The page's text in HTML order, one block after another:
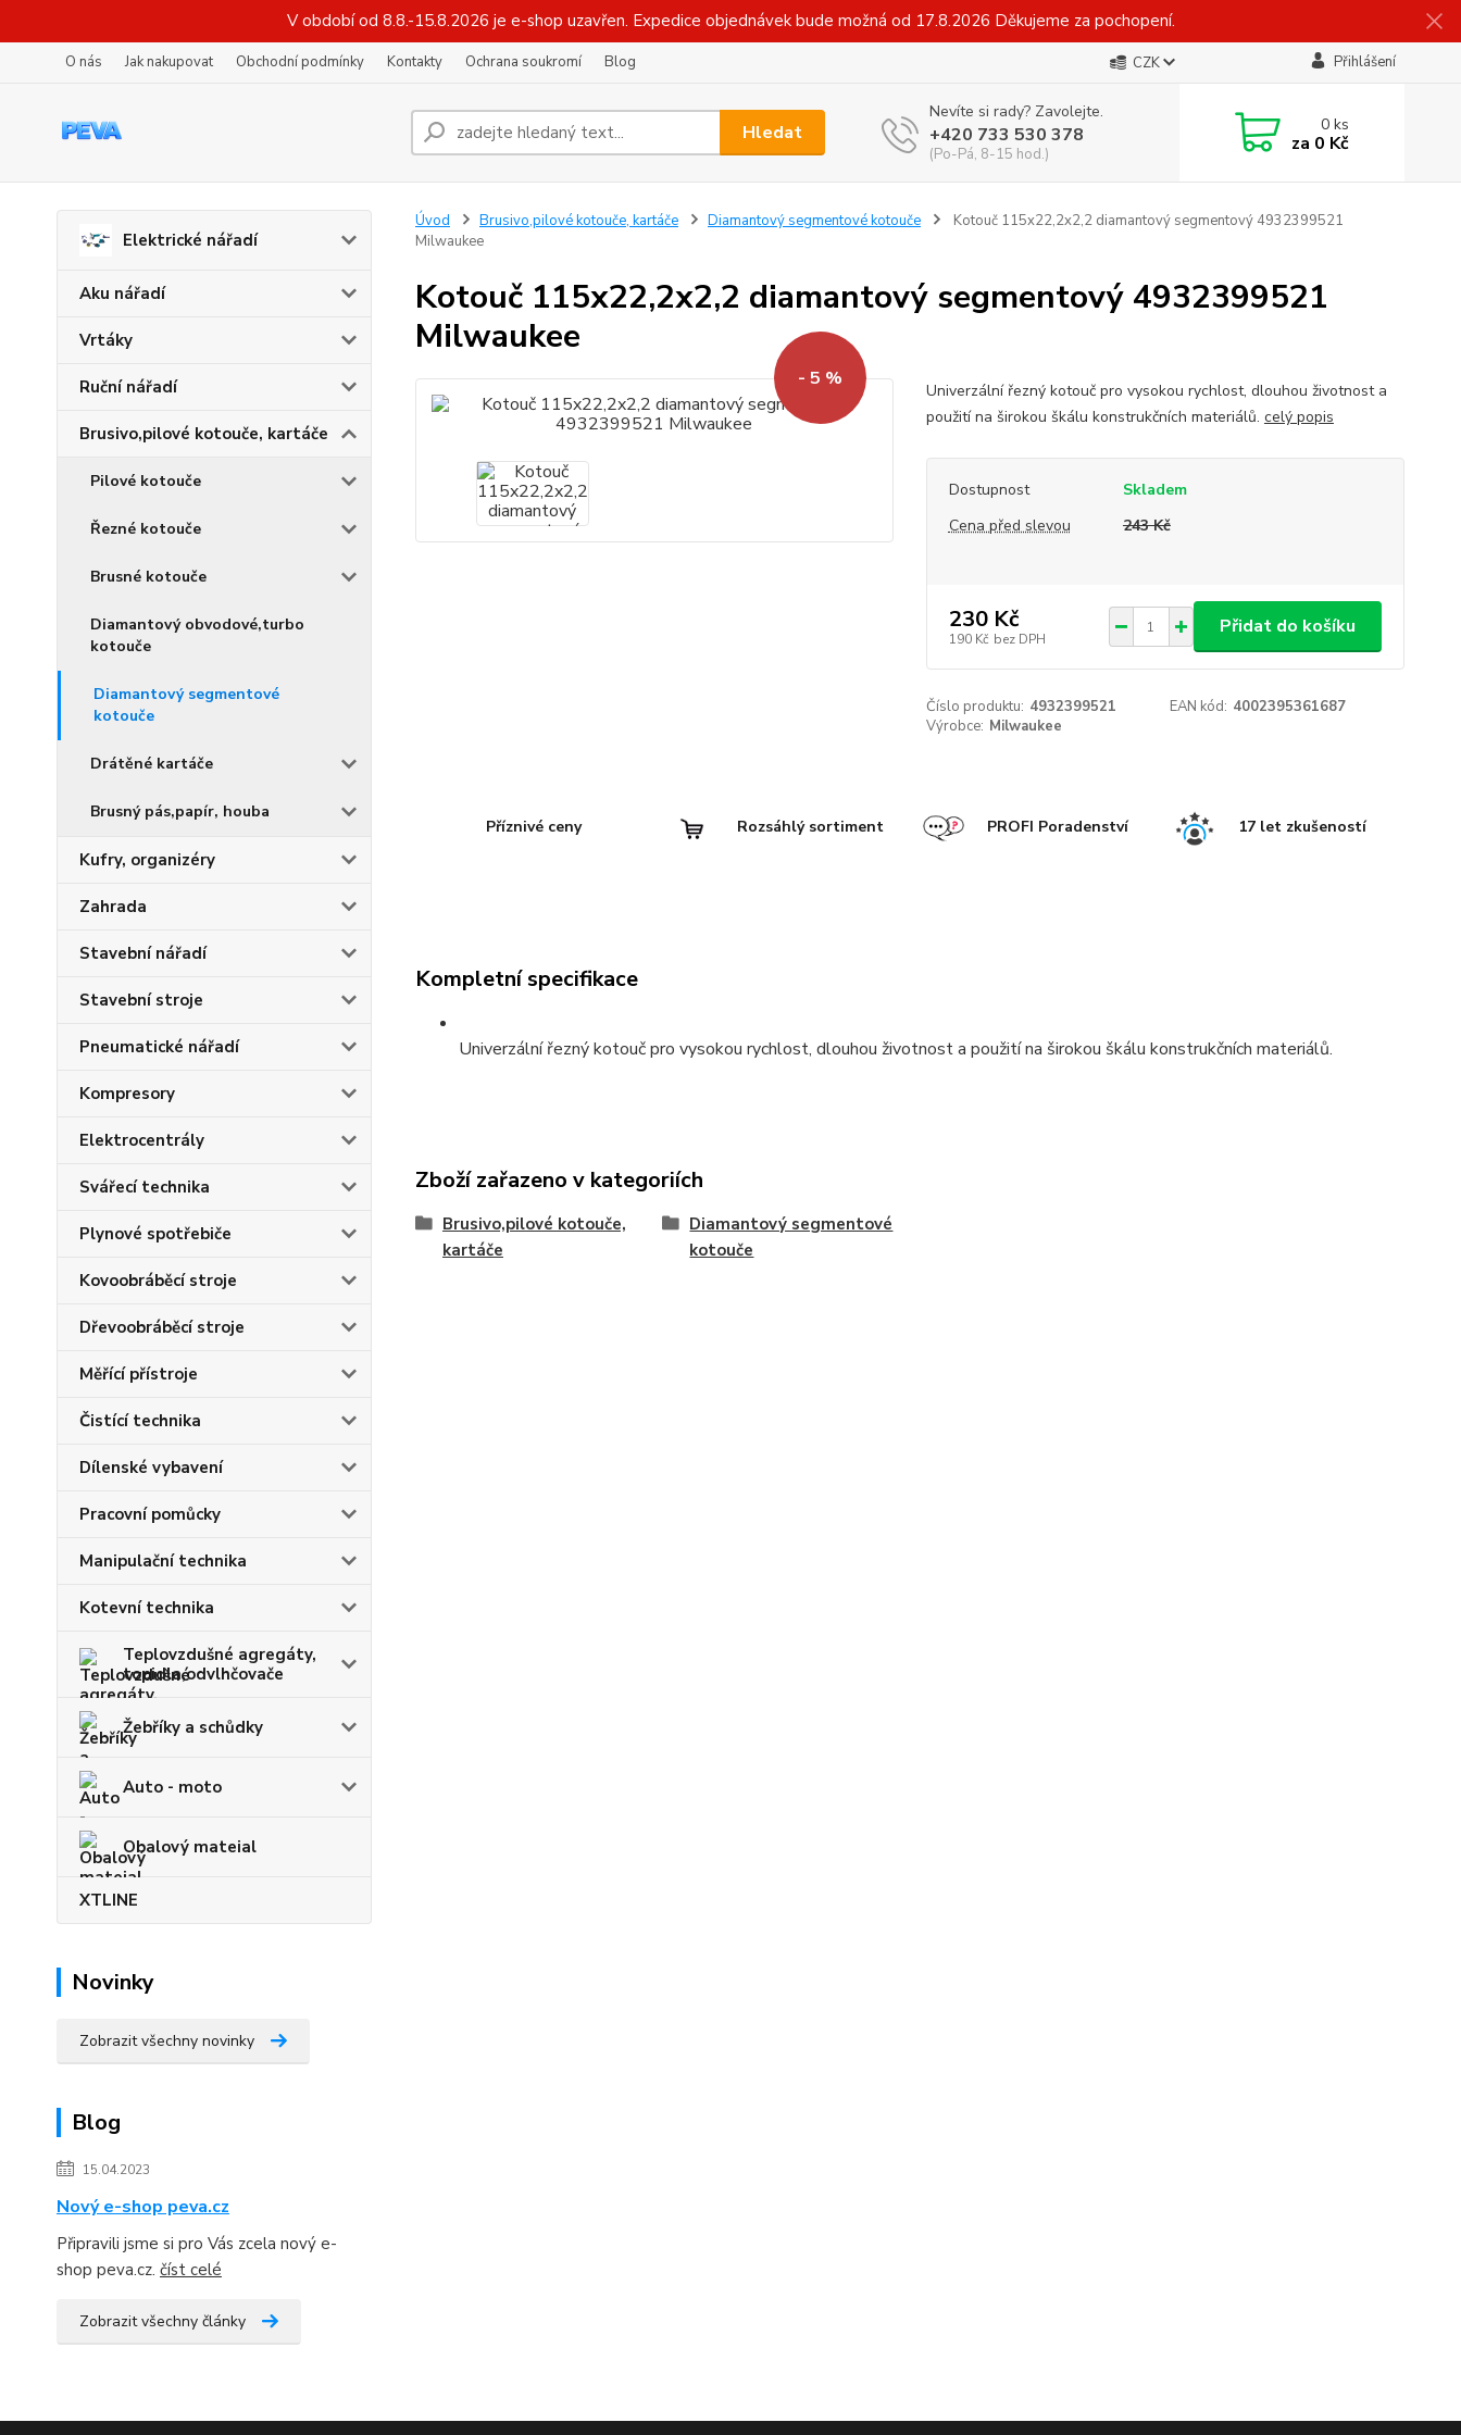
V období od 8.8.-15.8.2026 je e-shop uzavřen. Expedice objednávek bude možná od 17.8.2026 Děkujeme za pochopení.
O nás Jak nakupovat Obchodní podmínky Kontakty Ochrana soukromí Blog CZK Přihlášení
Hledat
Nevíte si rady? Zavolejte.
+420 733 530 378
(Po-Pá, 8-15 hod.)
0ks
za 0 Kč
Elektrické nářadí
Aku nářadí
Vrtáky
Ruční nářadí
Brusivo,pilové kotouče, kartáče
Pilové kotouče
Řezné kotouče
Brusné kotouče
Diamantový obvodové,turbo
kotouče
Diamantový segmentové
kotouče
Drátěné kartáče
Brusný pás,papír, houba
Kufry, organizéry
Zahrada
Stavební nářadí
Stavební stroje
Pneumatické nářadí
Kompresory
Elektrocentrály
Svářecí technika
Plynové spotřebiče
Kovoobráběcí stroje
Dřevoobráběcí stroje
Měřící přístroje
Čistící technika
Dílenské vybavení
Pracovní pomůcky
Manipulační technika
Kotevní technika
Teplovzdušné agregáty,
topidla,odvlhčovače
Žebříky a schůdky
Auto - moto
Obalový mateial
XTLINE
Novinky
Zobrazit všechny novinky
Blog
15.04.2023
Nový e-shop peva.cz
Připravili jsme si pro Vás zcela nový e-
shop peva.cz. číst celé
Zobrazit všechny články
Úvod Brusivo,pilové kotouče, kartáče Diamantový segmentové kotouče
Kotouč 115x22,2x2,2 diamantový segmentový 4932399521
Milwaukee
Kotouč 115x22,2x2,2 diamantový segmentový 4932399521
Milwaukee
- 5 %
Univerzální řezný kotouč pro vysokou rychlost, dlouhou životnost a
použití na širokou škálu konstrukčních materiálů. celý popis
Dostupnost
Skladem
Cena před slevou
243 Kč
230 Kč
190 Kč bez DPH
Přidat do košíku
Číslo produktu: 4932399521 EAN kód: 4002395361687
Výrobce: Milwaukee
Příznivé ceny Rozsáhlý sortiment PROFI Poradenství 17 let zkušeností
Kompletní specifikace
Univerzální řezný kotouč pro vysokou rychlost, dlouhou životnost a použití na širokou škálu konstrukčních materiálů.
Zboží zařazeno v kategoriích
Brusivo,pilové kotouče,
kartáče
Diamantový segmentové
kotouče